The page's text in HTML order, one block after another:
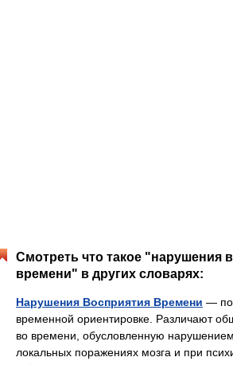
Смотреть что такое "нарушения
времени" в других словарях:
Нарушения Восприятия Времени —
временной ориентировке. Различают
во времени, обусловленную
локальных поражениях мозга и при